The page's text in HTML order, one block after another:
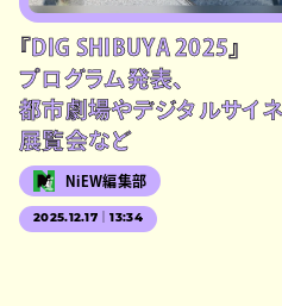
『DIG SHIBUYA 2025』
プログラム発表、
都市劇場やデジタルサイ
展覧会など
NiEW編集部
2025.12.17｜13:34